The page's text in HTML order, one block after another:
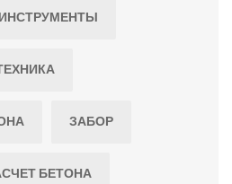
ЗАБОР
БЕТОНА